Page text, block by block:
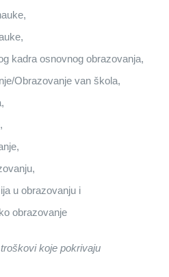
kadra osnovnog obrazovanja,
Obrazovanje van škola,
u obrazovanju i
obrazovanje
troškovi koje pokrivaju